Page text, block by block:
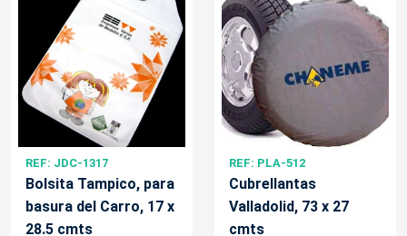
REF: JDC-1317
Bolsita Tampico, para
basura del Carro, 17 x
28.5 cmts
REF: PLA-512
Cubrellantas
Valladolid, 73 x 27
cmts